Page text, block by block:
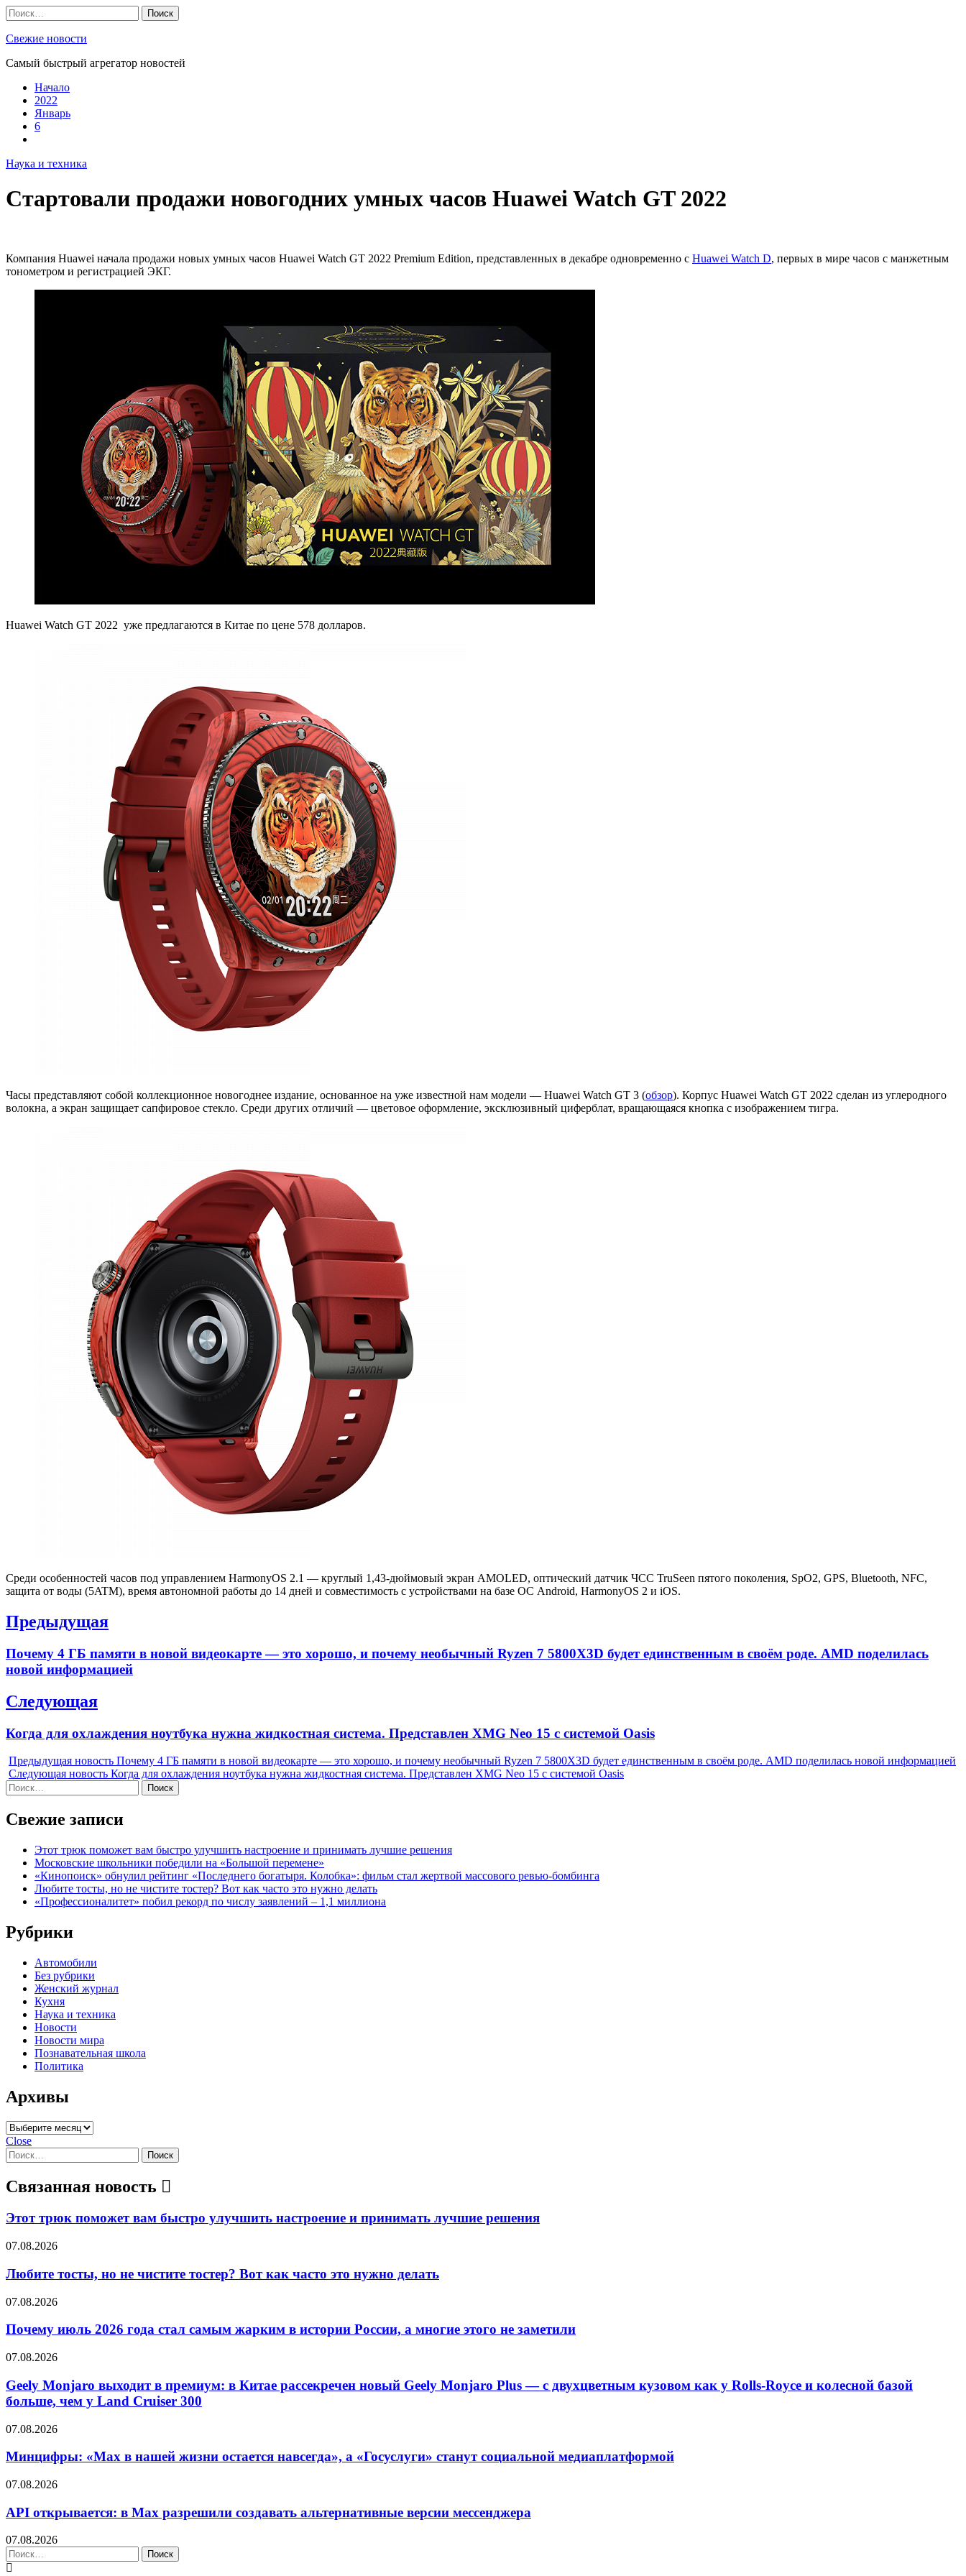
Skip
to
content
Найти:
Свежие новости
Самый быстрый агрегатор новостей
Начало
2022
Январь
6
Наука и техника
Стартовали продажи новогодних умных часов Huawei Watch GT 2022
Компания Huawei начала продажи новых умных часов Huawei Watch GT 2022 Premium Edition, представленных в декабре одновременно с Huawei Watch D, первых в мире часов с манжетным
тонометром и регистрацией ЭКГ.
Huawei Watch GT 2022 уже предлагаются в Китае по цене 578 долларов.
Часы представляют собой коллекционное новогоднее издание, основанное на уже известной нам модели — Huawei Watch GT 3 (обзор). Корпус Huawei Watch GT 2022 сделан из углеродного
волокна, а экран защищает сапфировое стекло. Среди других отличий — цветовое оформление, эксклюзивный циферблат, вращающаяся кнопка с изображением тигра.
Среди особенностей часов под управлением HarmonyOS 2.1 — круглый 1,43-дюймовый экран AMOLED, оптический датчик ЧСС TruSeen пятого поколения, SpO2, GPS, Bluetooth, NFC,
защита от воды (5ATM), время автономной работы до 14 дней и совместимость с устройствами на базе ОС Android, HarmonyOS 2 и iOS.
Навигация
записям
Предыдущая
Previous
Почему 4 ГБ памяти в новой видеокарте — это хорошо, и почему необычный Ryzen 7 5800X3D будет единственным в своём роде. AMD поделилась
новой информацией
Следующая
Next
Когда для охлаждения ноутбука нужна жидкостная система. Представлен XMG Neo 15 с системой Oasis
Предыдущая новость Почему 4 ГБ памяти в новой видеокарте — это хорошо, и почему необычный Ryzen 7 5800X3D будет единственным в своём роде. AMD поделилась новой информацией
Следующая новость Когда для охлаждения ноутбука нужна жидкостная система. Представлен XMG Neo 15 с системой Oasis
Найти:
Свежие записи
Этот трюк поможет вам быстро улучшить настроение и принимать лучшие решения
Московские школьники победили на «Большой перемене»
«Кинопоиск» обнулил рейтинг «Последнего богатыря. Колобка»: фильм стал жертвой массового ревью-бомбинга
Любите тосты, но не чистите тостер? Вот как часто это нужно делать
«Профессионалитет» побил рекорд по числу заявлений – 1,1 миллиона
Рубрики
Автомобили
Без рубрики
Женский журнал
Кухня
Наука и техника
Новости
Новости мира
Познавательная школа
Политика
Архивы
Архивы
Close
Найти:
Связанная новость
Этот трюк поможет вам быстро улучшить настроение и принимать лучшие решения
07.08.2026
Любите тосты, но не чистите тостер? Вот как часто это нужно делать
07.08.2026
Почему июль 2026 года стал самым жарким в истории России, а многие этого не заметили
07.08.2026
Geely Monjaro выходит в премиум: в Китае рассекречен новый Geely Monjaro Plus — с двухцветным кузовом как у Rolls-Royce и колесной базой
больше, чем у Land Cruiser 300
07.08.2026
Минцифры: «Max в нашей жизни остается навсегда», а «Госуслуги» станут социальной медиаплатформой
07.08.2026
API открывается: в Max разрешили создавать альтернативные версии мессенджера
07.08.2026
Найти: